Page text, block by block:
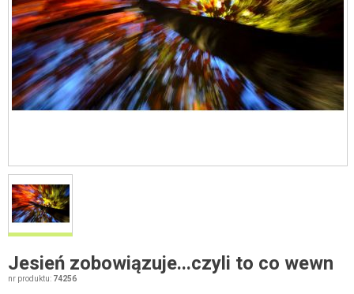
Jesień zobowiązuje...czyli to co wewn
nr produktu: 74256